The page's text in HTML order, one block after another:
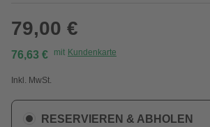
79,00 €
76,63 € mit Kundenkarte
Inkl. MwSt.
RESERVIEREN & ABHOLEN